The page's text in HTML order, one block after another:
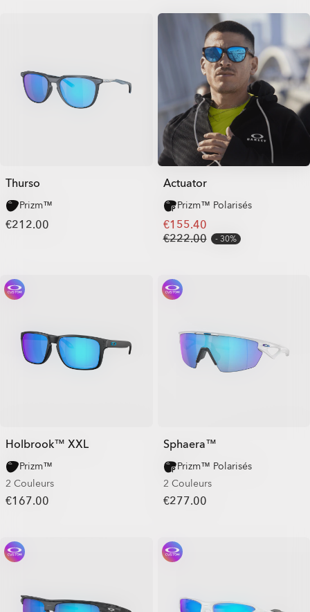
Thurso
Prizm™
€212.00
Actuator
Prizm™ Polarisés
€155.40
€222.00
30%
Holbrook™ XXL
Prizm™
2 Couleurs
€167.00
Sphaera™
Prizm™ Polarisés
2 Couleurs
€277.00